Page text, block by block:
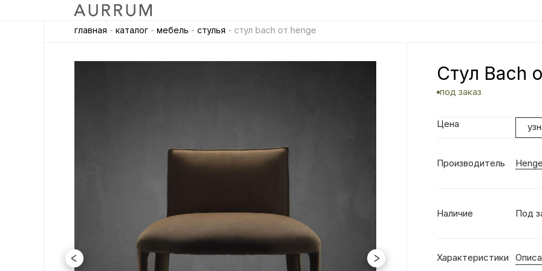
главная - каталог - мебель - стулья - стул bach от henge
Стул Bach
под заказ
Цена
Производитель Henge
Наличие Под
Характеристики